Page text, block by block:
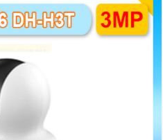
thông minh phân biệt người,